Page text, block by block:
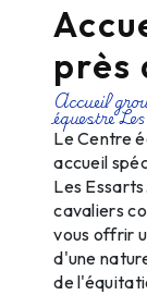
près
Accueil
équestre
Le Centre
accueil
Les
cavaliers
vous offrir
d'une
de